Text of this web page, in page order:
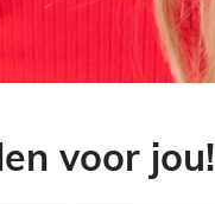
voor jou!